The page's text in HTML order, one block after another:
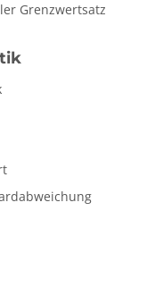
Grenzwertsatz